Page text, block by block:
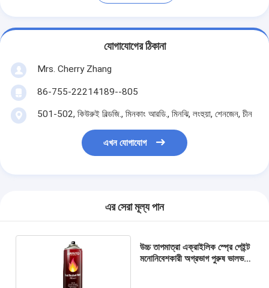
যোগাযোগের ঠিকানা
Mrs. Cherry Zhang
86-755-22214189--805
501-502, কিউরুই বিল্ডজি., মিনকাং আরডি., মিনঝি, লংহুয়া, শেনজেন, চীন
এখন যোগাযোগ
এর সেরা মূল্য পান
উচ্চ তাপমাত্রা এক্রাইলিক স্প্রে পেইন্ট
মনোনিবেশকারী অগ্রভাগ পুরুষ ভালভ